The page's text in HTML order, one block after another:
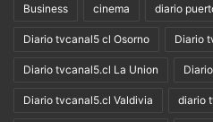
Business cinema diario
Diario tvcanal5 cl Osorno Diario
Diario tvcanal5.cl La Union
Diario tvcanal5.cl Valdivia diario